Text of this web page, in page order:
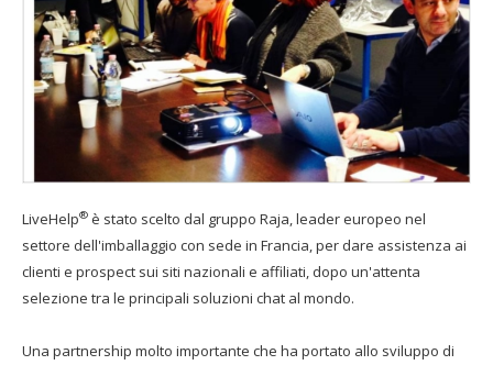
LiveHelp® è stato scelto dal gruppo Raja, leader europeo nel
settore dell'imballaggio con sede in Francia, per dare assistenza ai
clienti e prospect sui siti nazionali e affiliati, dopo un'attenta
selezione tra le principali soluzioni chat al mondo.
Una partnership molto importante che ha portato allo sviluppo di